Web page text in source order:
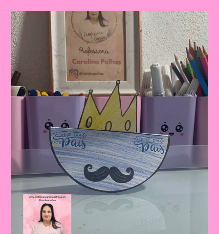
Pais
|
Dia
Dos
Pais:
Celebrando
Importância
Da
Figura
Paterna